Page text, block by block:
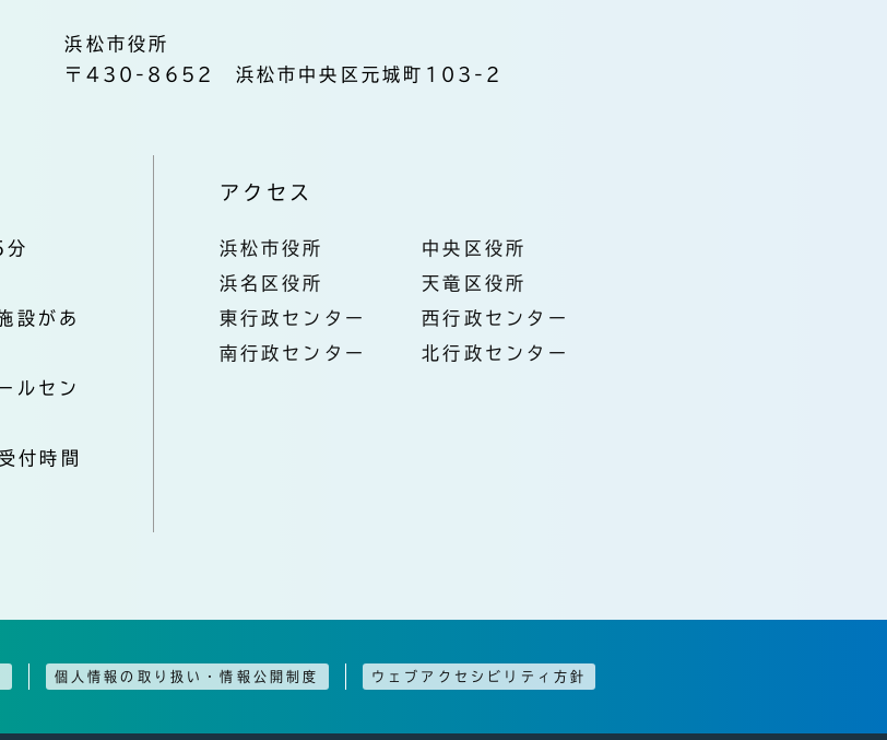
浜松市役所
〒430-8652 浜松市中央区元城町103-2
設があ
ルセン
時間
アクセス
浜松市役所
中央区役所
浜名区役所
天竜区役所
東行政センター
西行政センター
南行政センター
北行政センター
個人情報の取り扱い・情報公開制度 ウェブアクセシビリティ方針